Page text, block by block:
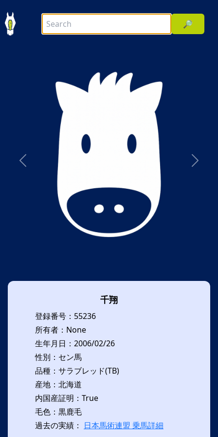
🔎
前へ 次へ
千翔
登録番号：55236
所有者：None
生年月日：2006/02/26
性別：セン馬
品種：サラブレッド(TB)
産地：北海道
内国産証明：True
毛色：黒鹿毛
過去の実績： 日本馬術連盟 乗馬詳細